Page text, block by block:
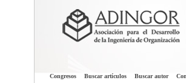
Congresos Buscar artículos Buscar autor